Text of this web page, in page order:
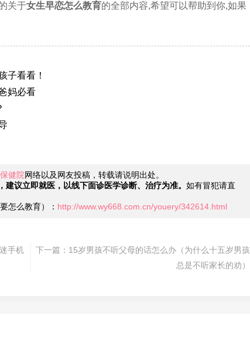
关于女生早恋怎么教育的全部内容,希望可以帮助到你,如果
子看看！
妈必看
健院网络以及网友投稿，转载请说明出处。
议立即就医，以线下面诊医学诊断、治疗为准。 如有冒犯请直
怎么教育）： http://www.wy668.com.cn/youery/342614.html
手机
下一篇： 15岁男孩不听父母的话怎么办（为什么十五岁男孩
总是不听家长的劝）